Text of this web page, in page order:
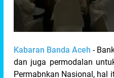
Kabaran Banda Aceh -
dan juga permodalan
Permabnkan Nasional, hal